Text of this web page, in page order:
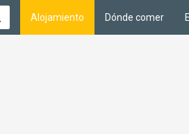
Alojamiento Dónde comer